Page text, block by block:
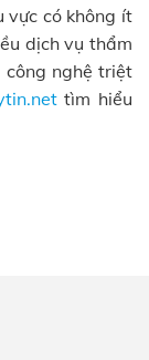
vực có không ít
dịch vụ thẩm
nghệ triệt
tìm hiểu